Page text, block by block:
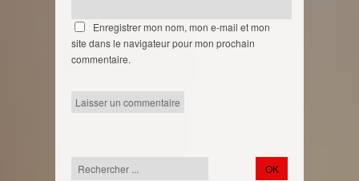
Enregistrer mon nom, mon e-mail et mon
site dans le navigateur pour mon prochain
commentaire.